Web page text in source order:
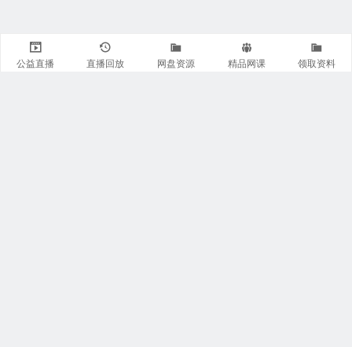
公益直播 直播回放 网盘资源 精品网课 领取资料